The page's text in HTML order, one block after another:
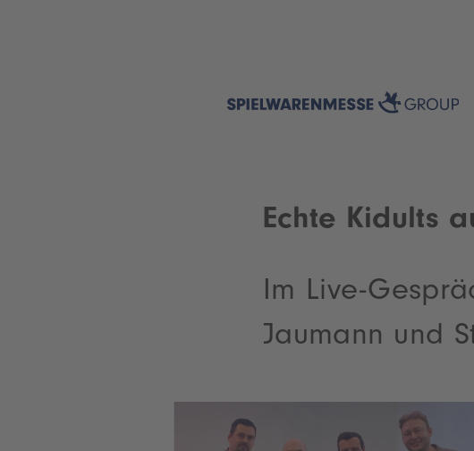
Echte Kidults
Im Live-
Jaumann und